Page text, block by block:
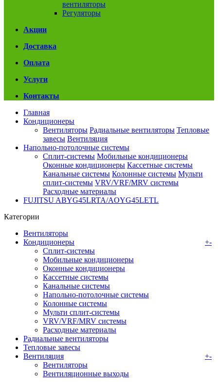
вентиляторы
Регуляторы
Акции
Доставка
Оплата
Услуги
Контакты
Главная
Кондиционеры
Вентиляторы Радиальные вентиляторы Тепловые
завесы Вентиляция
Напольно-потолочные системы
Сплит-системы Мобильные кондиционеры
Оконные кондиционеры Кассетные системы
Канальные системы Колонные системы Мульти
сплит-системы VRV/VRF/MRV системы
Расходные материалы
FUJITSU ABYG45LRTA/AOYG45LETL
Категории
Вентиляторы
Кондиционеры
+-
Сплит-системы
Мобильные кондиционеры
Оконные кондиционеры
Кассетные системы
Канальные системы
Напольно-потолочные системы
Колонные системы
Мульти сплит-системы
VRV/VRF/MRV системы
Расходные материалы
Радиальные вентиляторы
Тепловые завесы
Вентиляция
+-
Вентиляторы
Вентиляционные выходы